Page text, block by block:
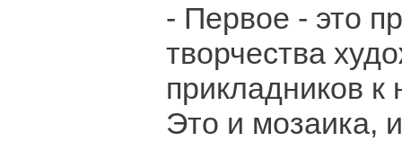
- Первое - это
творчества
прикладников к
Это и мозаика,